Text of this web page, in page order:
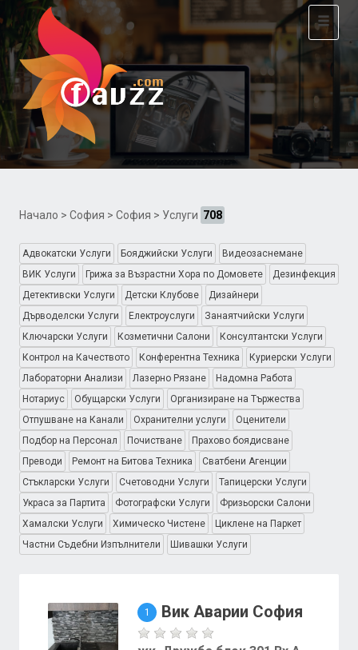
Toggle
Начало > София > София > Услуги 708
Адвокатски Услуги Бояджийски Услуги
Видеозаснемане
ВИК Услуги
Грижа за Възрастни Хора по Домовете
Дезинфекция
Детективски Услуги
Детски Клубове
Дизайнери
Дърводелски Услуги
Електроуслуги
Занаятчийски Услуги
Ключарски Услуги
Козметични Салони
Консултантски Услуги
Контрол на Качеството
Конферентна Техника
Куриерски Услуги
Лабораторни Анализи
Лазерно Рязане
Надомна Работа
Нотариус
Обущарски Услуги
Организиране на Тържества
Отпушване на Канали
Охранителни услуги
Оценители
Подбор на Персонал
Почистване
Прахово боядисване
Преводи
Ремонт на Битова Техника
Сватбени Агенции
Стъкларски Услуги
Счетоводни Услуги
Тапицерски Услуги
Украса за Партита
Фотографски Услуги
Фризьорски Салони
Хамалски Услуги
Химическо Чистене
Циклене на Паркет
Частни Съдебни Изпълнители
Шивашки Услуги
1 Вик Аварии София